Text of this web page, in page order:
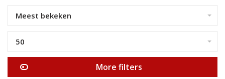
Meest bekeken
50
More filters